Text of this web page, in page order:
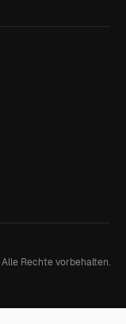
Alle Rechte vorbehalten.